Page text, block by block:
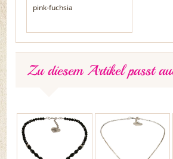
pink-fuchsia
Zu diesem Artikel passt